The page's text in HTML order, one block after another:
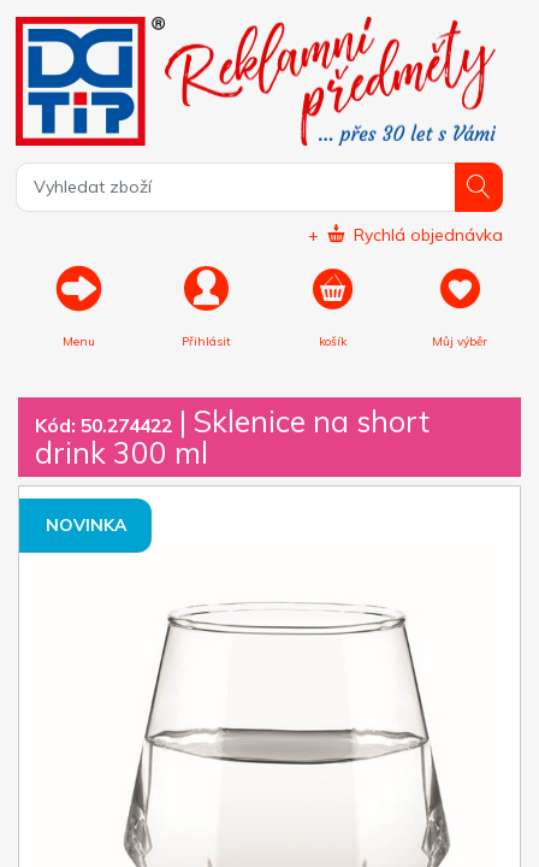
+ Rychlá objednávka
Menu Přihlásit košík Můj výběr
Kód: 50.274422 | Sklenice na short
drink 300 ml
NOVINKA